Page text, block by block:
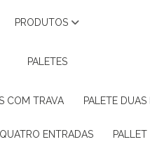
PRODUTOS
PALETES
COM TRAVA PALETE
ENTRADAS